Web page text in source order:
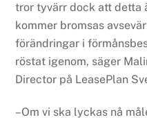
tror tyvärr dock att detta
kommer bromsas
förändringar i
röstat igenom, säger
Director på LeasePlan
–Om vi ska lyckas nå